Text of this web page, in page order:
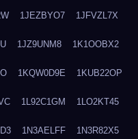
1JEZBYO7 1JFVZL7X
1JZ9UNM8 1K1OOBX2
1KQW0D9E 1KUB22OP
1L92C1GM 1LO2KT45
1N3AELFF 1N3R82X5